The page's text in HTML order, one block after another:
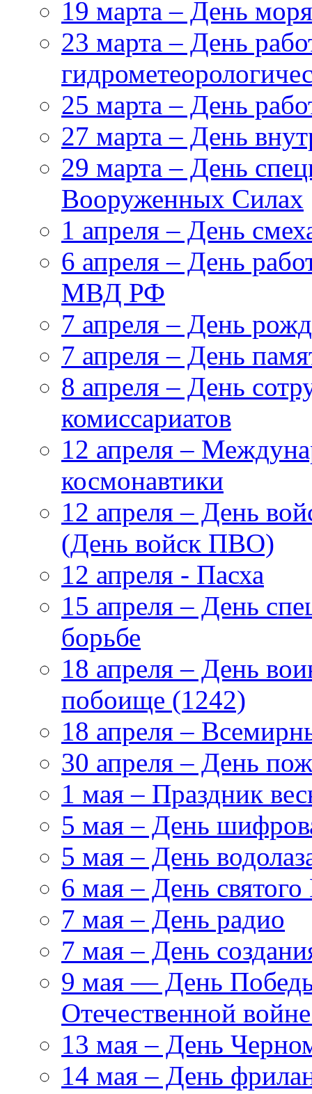
19 марта – День
23 марта – День
25 марта – День
27 марта – День
29 марта – День
Вооруженных Силах
1 апреля – День
6 апреля – День
МВД РФ
7 апреля – День
7 апреля – День
8 апреля – День
комиссариатов
12 апреля –
космонавтики
12 апреля – День
(День войск ПВО)
12 апреля - Пасха
15 апреля – День
борьбе
18 апреля – День
побоище (1242)
18 апреля –
30 апреля – День
1 мая – Праздник
5 мая – День
5 мая – День
6 мая – День
7 мая – День радио
7 мая – День
9 мая — День Победы
Отечественной
13 мая – День
14 мая – День